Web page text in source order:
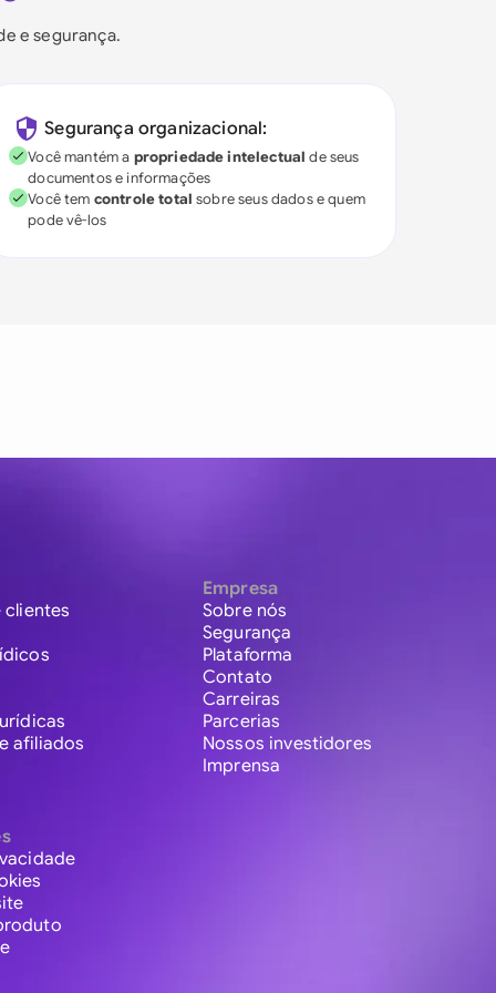
e segurança.
Segurança organizacional:
Você mantém a propriedade intelectual de seus
documentos e informações
Você tem controle total sobre seus dados e quem
pode vê-los
afiliados
Empresa
Sobre nós
Segurança
Plataforma
Contato
Carreiras
Parcerias
Nossos investidores
Imprensa